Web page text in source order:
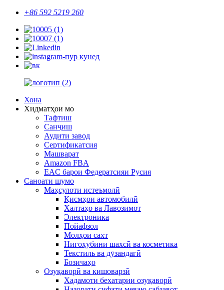
+86 592 5219 260
Хона
Хидматҳои мо
Тафтиш
Санҷиш
Аудити завод
Сертификатсия
Машварат
Amazon FBA
EAC барои Федератсияи Русия
Саноати шумо
Маҳсулоти истеъмолӣ
Қисмҳои автомобилӣ
Халтаҳо ва Лавозимот
Электроника
Пойафзол
Молҳои сахт
Нигоҳубини шахсӣ ва косметика
Текстиль ва дӯзандагӣ
Бозичаҳо
Озуқаворӣ ва кишоварзӣ
Хадамоти бехатарии озуқаворӣ